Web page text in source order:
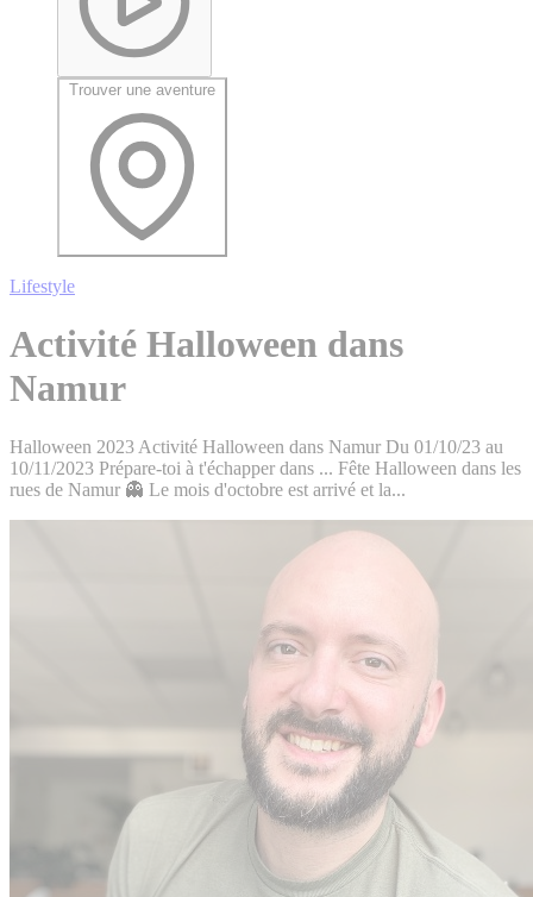
Trouver une aventure
Lifestyle
Activité Halloween dans
Namur
Halloween 2023 Activité Halloween dans Namur Du 01/10/23 au
10/11/2023 Prépare-toi à t'échapper dans ... Fête Halloween dans les
rues de Namur 👻 Le mois d'octobre est arrivé et la...